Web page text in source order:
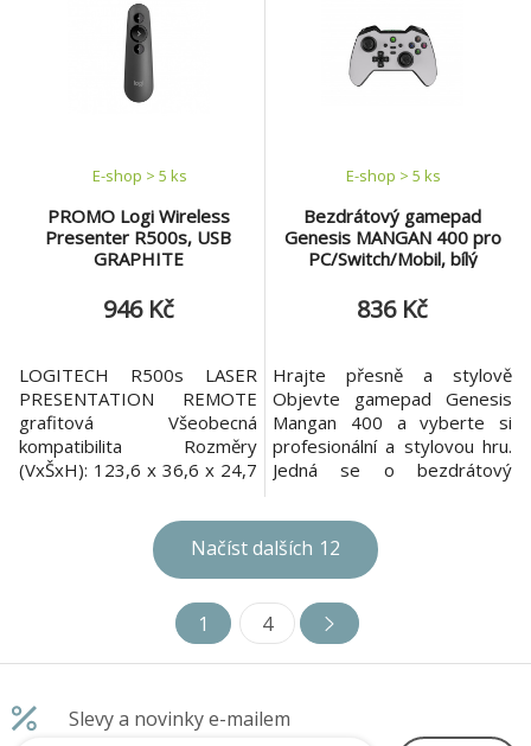
vlastněnému Wheel Standu *
pro všechny samostatné
řadící páky, které nemají
možnost připevnit řadící páku
přímo k základně volantu/na
Windows Vista® nebo
Windows® 7 * USB port *
CD-ROM mechanika Obsah
PROMO Logi Wireless
Presenter R500s, USB
GRAPHITE
E-shop > 5 ks
946 Kč
LOGITECH R500s LASER
PRESENTATION REMOTE
grafitová Všeobecná
kompatibilita Rozměry
(VxŠxH): 123,6 x 36,6 x 24,7
6,6 x 17,5 x 25,0 mm
(přijímač) Hmotnost: 48,4 g
(prezentační ovladač) + 2 g
Max. výkon: 0,039 mW
Vlnová délka: 640-660 nm
(červené světlo) Typ
Bezdrátový gamepad
Genesis MANGAN 400 pro
PC/Switch/Mobil, bílý
E-shop > 5 ks
836 Kč
Hrajte přesně a stylově
Objevte gamepad Genesis
Mangan 400 a vyberte si
profesionální a stylovou hru.
Jedná se o bezdrátový
důrazem na provozní
přesnost a přizpůsobení
vzhledu ovladače
těmto řešením bude
mnohem snazší dosáhnout
následných vítězství a
Načíst dalších 12
1 4
Slevy a novinky e-mailem